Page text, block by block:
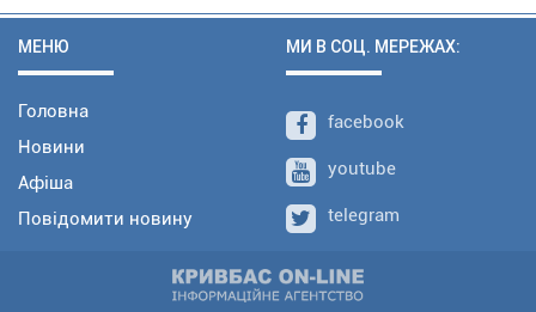
МЕНЮ
Головна
Новини
Афіша
Повідомити новину
МИ В СОЦ. МЕРЕЖАХ:
facebook
youtube
telegram